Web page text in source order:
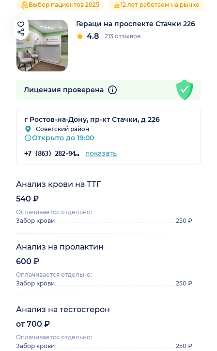
Выбор пациентов 2025 12 лет работаем на рынке
Гераци на проспекте Стачки 226
4.8 213 отзывов
Лицензия проверена
г Ростов-на-Дону, пр-кт Стачки, д 226
Советский район
Открыто до 19:00
+7 (863) 282-94-43 показать
Анализ крови на ТТГ
540 ₽
Оплачивается отдельно:
Забор крови
250 ₽
Анализ на пролактин
600 ₽
Оплачивается отдельно:
Забор крови
250 ₽
Анализ на тестостерон
от 700 ₽
Оплачивается отдельно:
Забор крови
250 ₽